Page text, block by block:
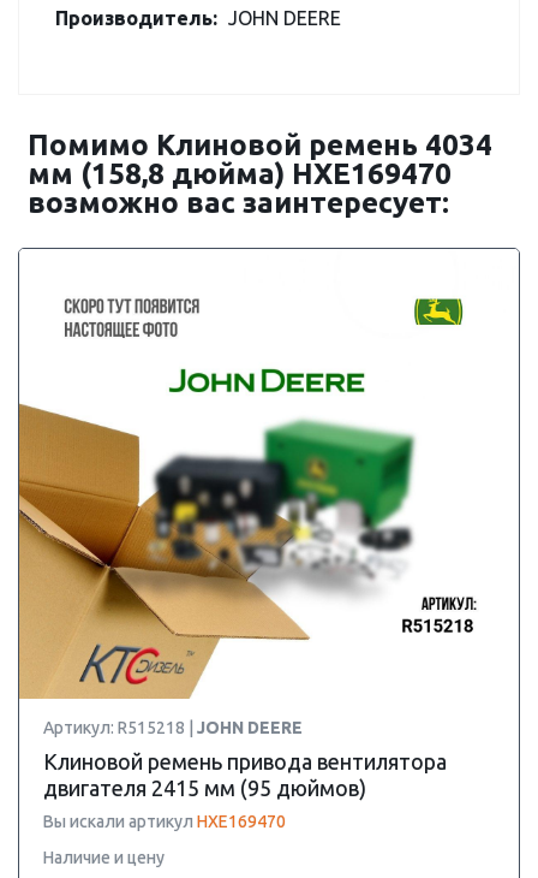
Производитель: JOHN DEERE
Помимо Клиновой ремень 4034
мм (158,8 дюйма) HXE169470
возможно вас заинтересует:
Артикул: R515218 | JOHN DEERE
Клиновой ремень привода вентилятора
двигателя 2415 мм (95 дюймов)
Вы искали артикул HXE169470
Наличие и цену